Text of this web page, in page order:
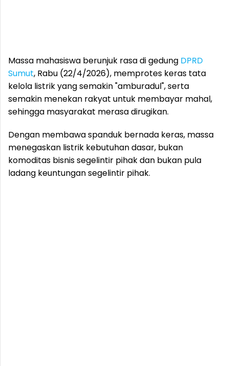
Massa mahasiswa berunjuk rasa di gedung DPRD
Sumut, Rabu (22/4/2026), memprotes keras tata
kelola listrik yang semakin "amburadul", serta
semakin menekan rakyat untuk membayar mahal,
sehingga masyarakat merasa dirugikan.
Dengan membawa spanduk bernada keras, massa
menegaskan listrik kebutuhan dasar, bukan
komoditas bisnis segelintir pihak dan bukan pula
ladang keuntungan segelintir pihak.